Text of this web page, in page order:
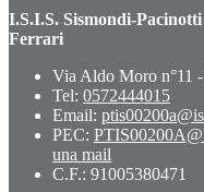
I.S.I.S. Sismondi-
Ferrari
Via Aldo Moro n°11
Tel: 0572444015
Email:
PEC:
una mail
C.F.: 91005380471